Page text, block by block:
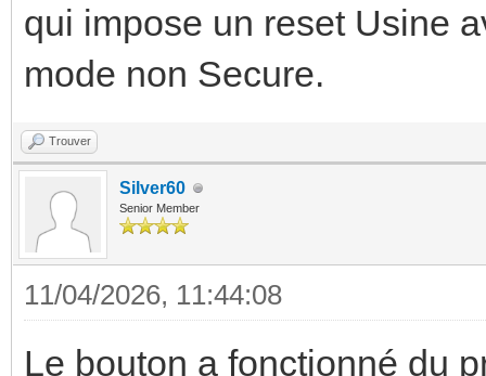
qui impose un reset Usine
mode non Secure.
Trouver
Silver60
Senior Member
11/04/2026, 11:44:08
Le bouton a fonctionné du